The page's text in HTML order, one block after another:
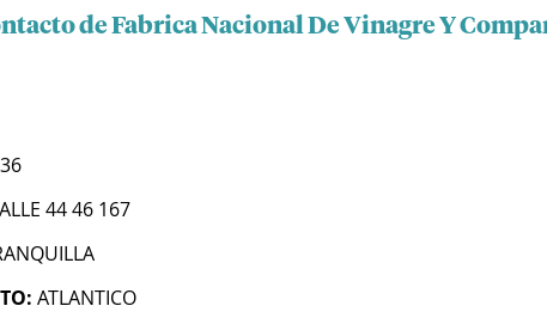
de Fabrica Nacional De Vinagre Y
44 46 167
ATLANTICO